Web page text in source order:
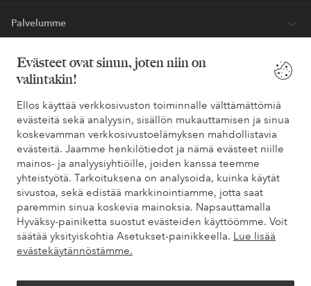
Evästeet ovat sinun, joten niin on
valintakin!
Ellos käyttää verkkosivuston toiminnalle välttämättömiä
evästeitä sekä analyysin, sisällön mukauttamisen ja sinua
koskevamman verkkosivustoelämyksen mahdollistavia
evästeitä. Jaamme henkilötiedot ja nämä evästeet niille
mainos- ja analyysiyhtiöille, joiden kanssa teemme
yhteistyötä. Tarkoituksena on analysoida, kuinka käytät
sivustoa, sekä edistää markkinointiamme, jotta saat
paremmin sinua koskevia mainoksia. Napsauttamalla
Hyväksy-painiketta suostut evästeiden käyttöömme. Voit
säätää yksityiskohtia Asetukset-painikkeella. Lue lisää
evästekäytännöstämme.
Palvelumme
Ehdot
Ystävät
Turvalliset maksut – maksa nyt tai erissä
Haluatko tietää lisää maksuvaihtoehdoistamme?
elpy elpy